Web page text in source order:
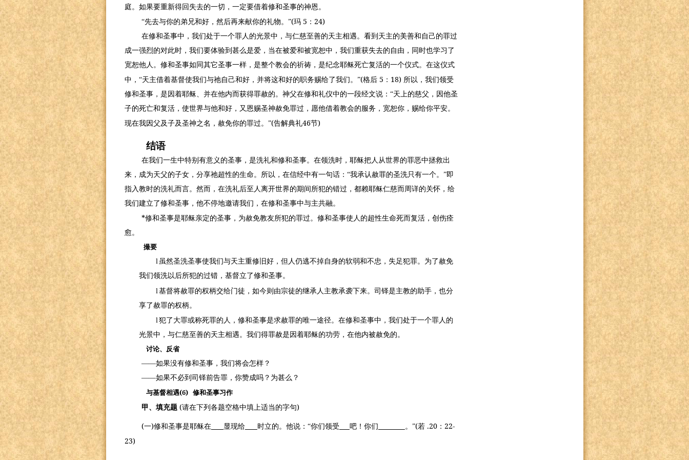
庭。如果要重新得回失去的一切，一定要借着修和圣事的神恩。
“先去与你的弟兄和好，然后再来献你的礼物。”(玛5 ： 24)
在修和圣事中，我们处于一个罪人的光景中，与仁慈至善的天主相遇。看到天主的美善和自己的罪过
成一强烈的对此时，我们要体验到甚么是爱，当在被爱和被宽恕中，我们重获失去的自由，同时也学习了
宽恕他人。修和圣事如同其它圣事一样，是整个教会的祈祷，是纪念耶稣死亡复活的一个仪式。在这仪式
中，“天主借着基督使我们与祂自己和好，并将这和好的职务赐给了我们。”(格后5 ： 18) 所以，我们领受
修和圣事，是因着耶稣、并在他内而获得罪赦的。神父在修和礼仪中的一段经文说：“天上的慈父，因他圣
子的死亡和复活，使世界与他和好，又恩赐圣神赦免罪过，愿他借着教会的服务，宽恕你，赐给你平安。
现在我因父及子及圣神之名，赦免你的罪过。”(告解典礼46节)
结语
在我们一生中特别有意义的圣事，是洗礼和修和圣事。在领洗时，耶稣把人从世界的罪恶中拯救出
来，成为天父的子女，分享祂超性的生命。所以，在信经中有一句话：“我承认赦罪的圣洗只有一个。”即
指入教时的洗礼而言。然而，在洗礼后至人离开世界的期间所犯的错过，都赖耶稣仁慈而周详的关怀，给
我们建立了修和圣事，他不停地邀请我们，在修和圣事中与主共融。
*修和圣事是耶稣亲定的圣事，为赦免教友所犯的罪过。修和圣事使人的超性生命死而复活，创伤痊
愈。
撮要
l虽然圣洗圣事使我们与天主重修旧好，但人仍逃不掉自身的软弱和不忠，失足犯罪。为了赦免
我们领洗以后所犯的过错，基督立了修和圣事。
l 基督将赦罪的权柄交给门徒，如今则由宗徒的继承人主教承袭下来。司铎是主教的助手，也分
享了赦罪的权柄。
l 犯了大罪或称死罪的人，修和圣事是求赦罪的唯一途径。在修和圣事中，我们处于一个罪人的
光景中，与仁慈至善的天主相遇。我们得罪赦是因着耶稣的功劳，在他内被赦免的。
讨论、反省
——如果没有修和圣事，我们将会怎样？
——如果不必到司铎前告罪，你赞成吗？为甚么？
与基督相遇(6)
修和圣事习作
甲、填充题(请在下列各题空格中填上适当的字句)
(一)修和圣事是耶稣在 显现给 时立的。他说：“你们领受 吧！你们 。”(若.20： 22-
23)